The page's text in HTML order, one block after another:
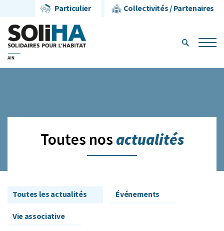
Particulier Collectivités / Partenaires
Toutes nosactualités
Toutes les actualités Événements
Vie associative